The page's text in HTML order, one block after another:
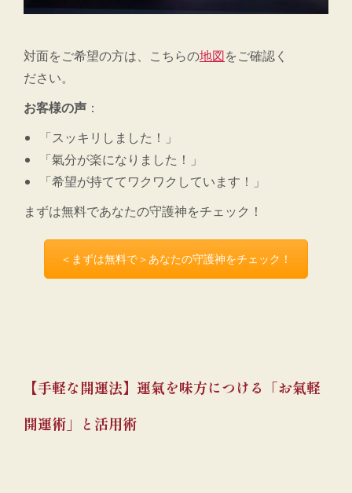
対面をご希望の方は、こちらの地図をご確認く
ださい。
お客様の声 ：
「スッキリしました！」
「氣分が楽になりました！」
「希望が持ててワクワクしています！」
まずは無料であなたの守護神をチェック！
＜まずは無料で＞あなたの守護神をチェック！
【手軽な開運法】運氣を味方につける「お氣軽
開運術」と活用術